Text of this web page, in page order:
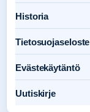
Historia
Tietosuojaseloste
Evästekäytäntö
Uutiskirje